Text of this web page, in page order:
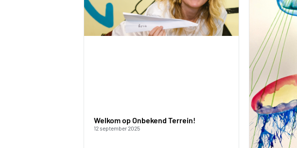
Welkom op Onbekend Terrein!
12 september 2025